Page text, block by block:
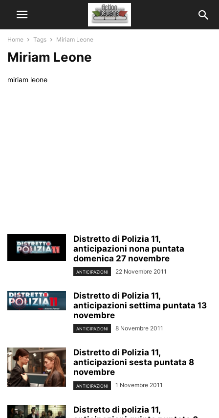
Home Tags Miriam Leone
Miriam Leone
miriam leone
Distretto di Polizia 11,
anticipazioni nona puntata
domenica 27 novembre
ANTICIPAZIONI 22 Novembre 2011
Distretto di Polizia 11,
anticipazioni settima puntata 13
novembre
ANTICIPAZIONI 8 Novembre 2011
Distretto di Polizia 11,
anticipazioni sesta puntata 8
novembre
ANTICIPAZIONI 1 Novembre 2011
Distretto di polizia 11,